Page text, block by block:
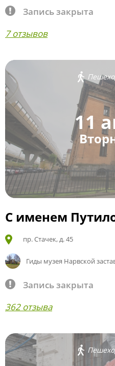
Запись закрыта
7 отзывов
11
С именем
пр. Стачек, д. 45
Гиды музея Нарвской
Запись закрыта
362 отзыва